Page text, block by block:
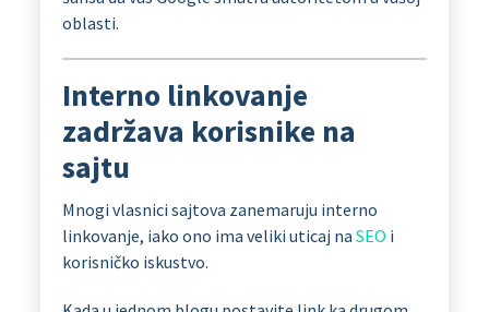
oblasti.
Interno linkovanje
zadržava korisnike na
sajtu
Mnogi vlasnici sajtova zanemaruju interno
linkovanje, iako ono ima veliki uticaj na SEO i
korisničko iskustvo.